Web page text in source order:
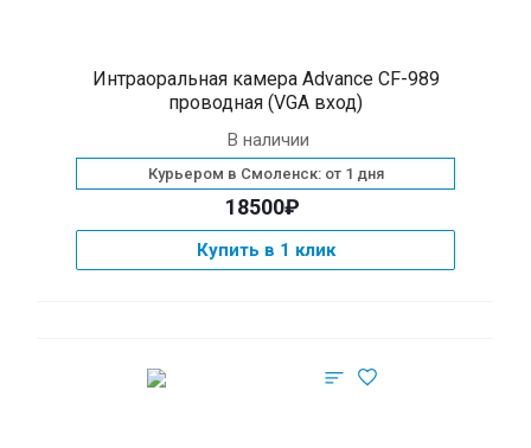
Интраоральная камера Advance CF-989
проводная (VGA вход)
В наличии
Курьером в Смоленск: от 1 дня
18500₽
Купить в 1 клик